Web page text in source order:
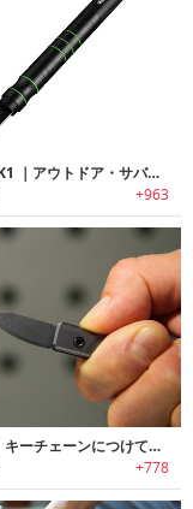
Kootek K1 ｜アウトドア・サバイバル・緊急時・自己防衛に役立つマルチ機能フラッシュライト「クーテックK1」
+963
BLADE｜キーチェーンにつけて持ち運び可能なチタン製EDCナイフ「ブレード」
+778